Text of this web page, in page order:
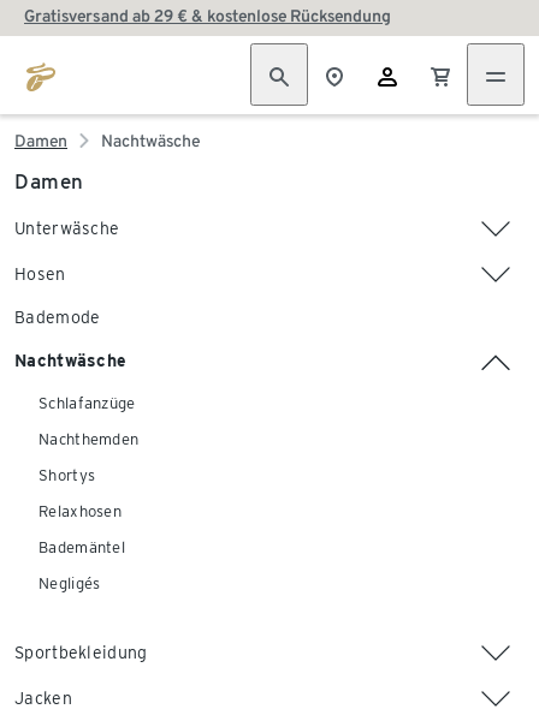
Gratisversand ab 29 € & kostenlose Rücksendung
Damen Nachtwäsche
Damen
Unterwäsche
Hosen
Bademode
Nachtwäsche
Schlafanzüge
Nachthemden
Shortys
Relaxhosen
Bademäntel
Negligés
Sportbekleidung
Jacken